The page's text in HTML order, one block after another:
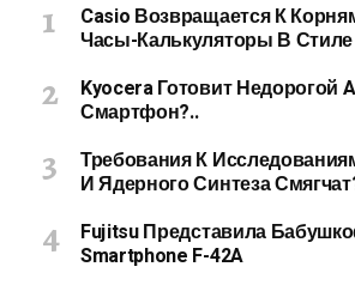
Casio Возвращается К
Часы-Калькуляторы В
Kyocera Готовит Недорогой
Смартфон?..
Требования К
И Ядерного Синтеза
Fujitsu Представила
Smartphone F-42A